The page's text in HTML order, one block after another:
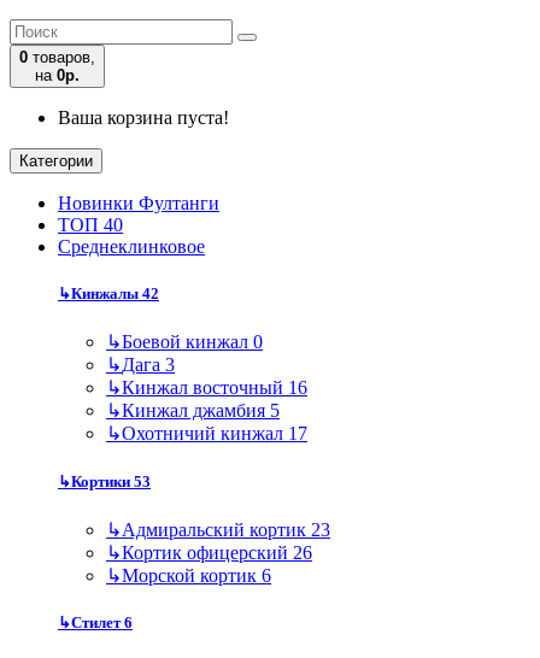
0 товаров,
на 0р.
Ваша корзина пуста!
Категории
Новинки Фултанги
ТОП 40
Среднеклинковое
↳Кинжалы 42
↳Боевой кинжал 0
↳Дага 3
↳Кинжал восточный 16
↳Кинжал джамбия 5
↳Охотничий кинжал 17
↳Кортики 53
↳Адмиральский кортик 23
↳Кортик офицерский 26
↳Морской кортик 6
↳Стилет6